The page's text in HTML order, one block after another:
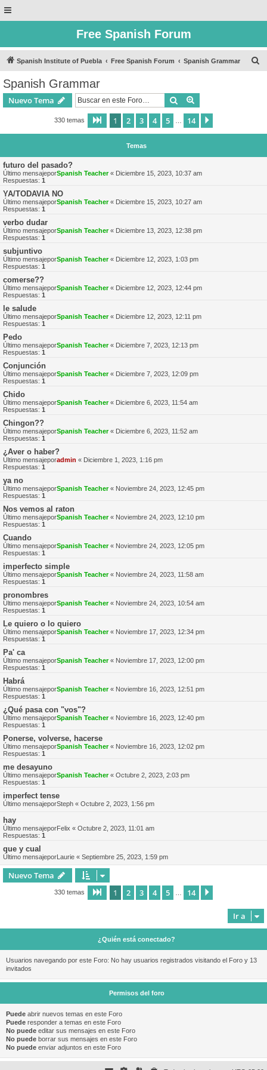
Free Spanish Forum
Spanish Institute of Puebla Free Spanish Forum Spanish Grammar
Spanish Grammar
Nuevo Tema Buscar
330 temas Página de 14
1 2 3 4 5 14
Temas
futuro del pasado?
Último mensajeporSpanish Teacher« Diciembre 15, 2023, 10:37 am
Respuestas: 1
YA/TODAVIA NO
Último mensajeporSpanish Teacher« Diciembre 15, 2023, 10:27 am
Respuestas: 1
verbo dudar
Último mensajeporSpanish Teacher« Diciembre 13, 2023, 12:38 pm
Respuestas: 1
subjuntivo
Último mensajeporSpanish Teacher« Diciembre 12, 2023, 1:03 pm
Respuestas: 1
comerse??
Último mensajeporSpanish Teacher« Diciembre 12, 2023, 12:44 pm
Respuestas: 1
le salude
Último mensajeporSpanish Teacher« Diciembre 12, 2023, 12:11 pm
Respuestas: 1
Pedo
Último mensajeporSpanish Teacher« Diciembre 7, 2023, 12:13 pm
Respuestas: 1
Conjunción
Último mensajeporSpanish Teacher« Diciembre 7, 2023, 12:09 pm
Respuestas: 1
Chido
Último mensajeporSpanish Teacher« Diciembre 6, 2023, 11:54 am
Respuestas: 1
Chingon??
Último mensajeporSpanish Teacher« Diciembre 6, 2023, 11:52 am
Respuestas: 1
¿Aver o haber?
Último mensajeporadmin « Diciembre 1, 2023, 1:16 pm
Respuestas: 1
ya no
Último mensajeporSpanish Teacher« Noviembre 24, 2023, 12:45 pm
Respuestas: 1
Nos vemos al raton
Último mensajeporSpanish Teacher« Noviembre 24, 2023, 12:10 pm
Respuestas: 1
Cuando
Último mensajeporSpanish Teacher« Noviembre 24, 2023, 12:05 pm
Respuestas: 1
imperfecto simple
Último mensajeporSpanish Teacher« Noviembre 24, 2023, 11:58 am
Respuestas: 1
pronombres
Último mensajeporSpanish Teacher« Noviembre 24, 2023, 10:54 am
Respuestas: 1
Le quiero o lo quiero
Último mensajeporSpanish Teacher« Noviembre 17, 2023, 12:34 pm
Respuestas: 1
Pa' ca
Último mensajeporSpanish Teacher« Noviembre 17, 2023, 12:00 pm
Respuestas: 1
Habrá
Último mensajeporSpanish Teacher« Noviembre 16, 2023, 12:51 pm
Respuestas: 1
¿Qué pasa con "vos"?
Último mensajeporSpanish Teacher« Noviembre 16, 2023, 12:40 pm
Respuestas: 1
Ponerse, volverse, hacerse
Último mensajeporSpanish Teacher« Noviembre 16, 2023, 12:02 pm
Respuestas: 1
me desayuno
Último mensajeporSpanish Teacher« Octubre 2, 2023, 2:03 pm
Respuestas: 1
imperfect tense
Último mensajeporSteph « Octubre 2, 2023, 1:56 pm
hay
Último mensajeporFelix « Octubre 2, 2023, 11:01 am
Respuestas: 1
que y cual
Último mensajeporLaurie « Septiembre 25, 2023, 1:59 pm
Nuevo Tema
330 temas Página de 14
1 2 3 4 5 14
Ir a
¿Quién está conectado?
Usuarios navegando por este Foro: No hay usuarios registrados visitando el Foro y 13
invitados
Permisos del foro
Puede abrir nuevos temas en este Foro
Puede responder a temas en este Foro
No puede editar sus mensajes en este Foro
No puede borrar sus mensajes en este Foro
No puede enviar adjuntos en este Foro